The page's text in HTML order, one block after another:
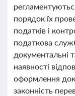
порядок їх
податків і
податкова
документальні
наявності
оформлення
законність